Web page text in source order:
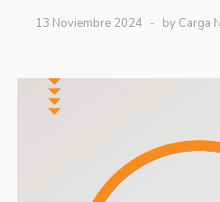
13 Noviembre 2024 by Carga